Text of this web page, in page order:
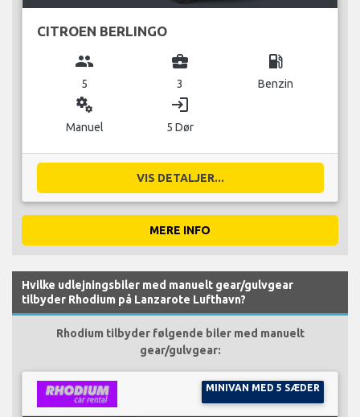
CITROEN BERLINGO
group
5
business_center
3
local_gas_station
Benzin
miscellaneous_services
Manuel
login
5 Dør
VIS DETALJER...
MERE INFO
Hvilke udlejningsbiler med manuelt gear/gulvgear
tilbyder Rhodium på Lanzarote Lufthavn?
Rhodium tilbyder følgende biler med manuelt
gear/gulvgear:
MINIVAN MED 5 SÆDER